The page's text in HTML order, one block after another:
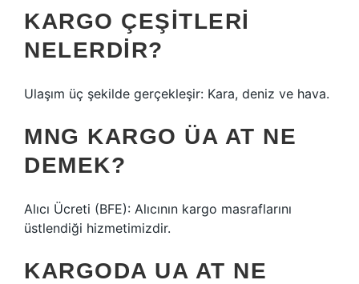
KARGO ÇEŞITLERI
NELERDIR?
Ulaşım üç şekilde gerçekleşir: Kara, deniz ve hava.
MNG KARGO ÜA AT NE
DEMEK?
Alıcı Ücreti (BFE): Alıcının kargo masraflarını
üstlendiği hizmetimizdir.
KARGODA UA AT NE